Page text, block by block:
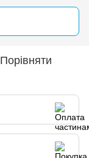
Порівняти